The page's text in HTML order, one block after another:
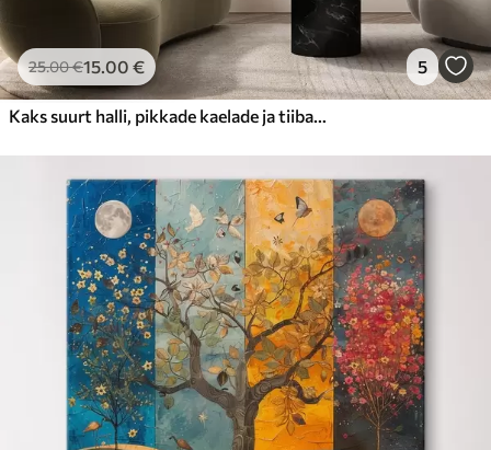
25.00€15.00 € 5
Kaks suurt halli, pikkade kaelade ja tiibadega kraanat, mis seisavad puudest ümbritsetud udujärves